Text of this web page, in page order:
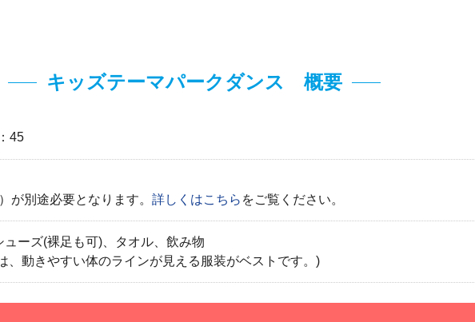
キッズテーマパークダンス 概要
45
が別途必要となります。 詳しくはこちら をご覧ください。
ーズ(裸足も可)、タオル、飲み物
、動きやすい体のラインが見える服装がベストです。)